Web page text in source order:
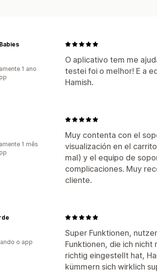
O aplicativo tem me
testei foi o melhor! E a
Hamish.
1 ano
Muy contenta con el
visualización en el
mal) y el equipo de
complicaciones. Muy
cliente.
1 mês
Super Funktionen,
Funktionen, die ich nicht
richtig eingestellt hat,
kümmern sich wirklich
o app